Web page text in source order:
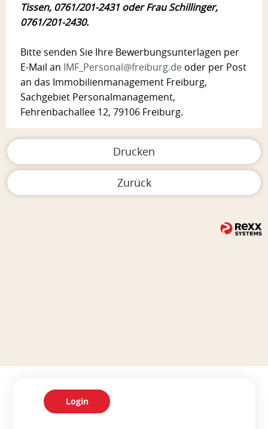
Tissen, 0761/201-2431 oder Frau Schillinger,
0761/201-2430.
Bitte senden Sie Ihre Bewerbungsunterlagen per
E-Mail an IMF_Personal@freiburg.de oder per Post
an das Immobilienmanagement Freiburg,
Sachgebiet Personalmanagement,
Fehrenbachallee 12, 79106 Freiburg.
Drucken
Zurück
Login